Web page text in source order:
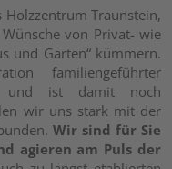
Holzzentrum Traunstein,
von Privat- wie
und Garten“ kümmern.
familiengeführter
und ist damit noch
wir uns stark mit der
Wir sind für Sie
agieren am Puls der